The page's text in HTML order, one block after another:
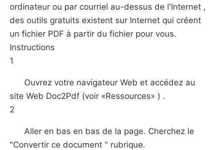
ordinateur ou par courriel au-dessus de l'Internet ,
des outils gratuits existent sur ​​Internet qui créent
un fichier PDF à partir du fichier pour vous.
Instructions
1
Ouvrez votre navigateur Web et accédez au
site Web Doc2Pdf (voir «Ressources» ) .
2
Aller en bas en bas de la page. Cherchez le
"Convertir ce document " rubrique.